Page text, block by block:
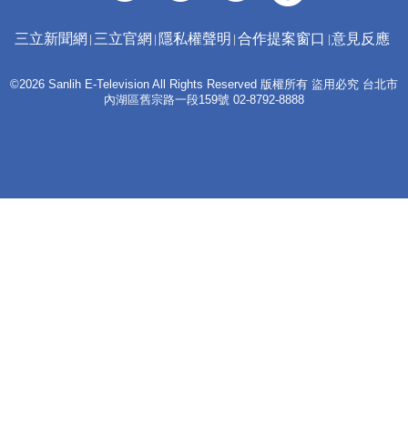
三立新聞網 三立官網 隱私權聲明 合作提案窗口 意見反應
©2026 Sanlih E-Television All Rights Reserved 版權所有 盜用必究 台北市
內湖區舊宗路一段159號 02-8792-8888